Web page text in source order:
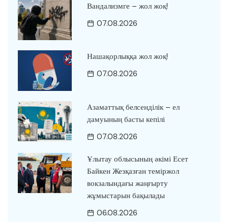
Вандализмге – жол жоқ!
07.08.2026
Нашақорлыққа жол жоқ!
07.08.2026
Азаматтық белсенділік – ел
дамуының басты кепілі
07.08.2026
Ұлытау облысының әкімі Есет
Байкен Жезқазған теміржол
вокзалындағы жаңғырту
жұмыстарын бақылады
06.08.2026